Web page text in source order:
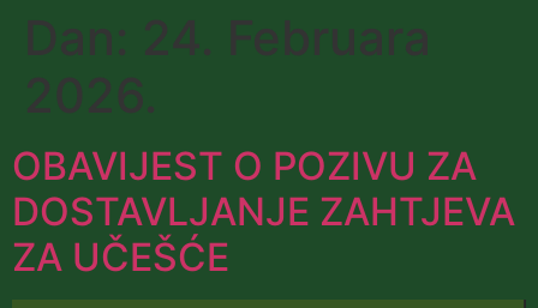
Dan: 24. Februara
2026.
OBAVIJEST O POZIVU ZA
DOSTAVLJANJE ZAHTJEVA
ZA UČEŠĆE